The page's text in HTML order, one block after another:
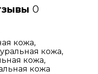
0
кожа,
кожа,
кожа,
кожа